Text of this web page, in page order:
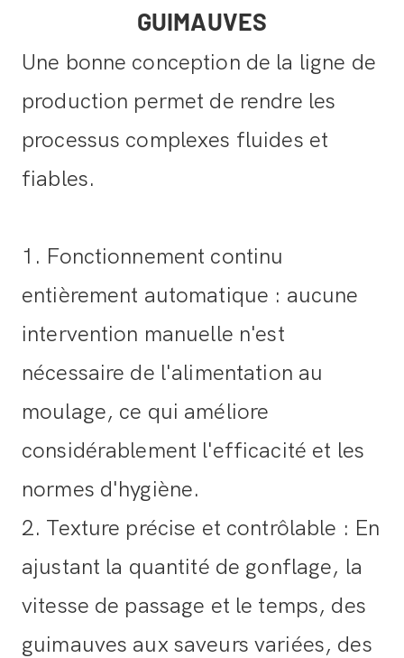
GUIMAUVES
Une bonne conception de la ligne de
production permet de rendre les
processus complexes fluides et
fiables.
1. Fonctionnement continu
entièrement automatique : aucune
intervention manuelle n'est
nécessaire de l'alimentation au
moulage, ce qui améliore
considérablement l'efficacité et les
normes d'hygiène.
2. Texture précise et contrôlable : En
ajustant la quantité de gonflage, la
vitesse de passage et le temps, des
guimauves aux saveurs variées, des